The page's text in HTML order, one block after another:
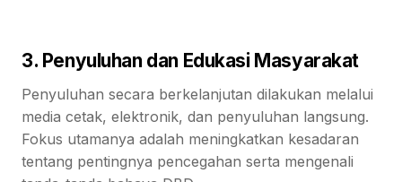
3. Penyuluhan dan Edukasi Masyarakat
Penyuluhan secara berkelanjutan dilakukan melalui
media cetak, elektronik, dan penyuluhan langsung.
Fokus utamanya adalah meningkatkan kesadaran
tentang pentingnya pencegahan serta mengenali